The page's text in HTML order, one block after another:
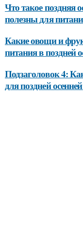
Что такое поздняя
полезны для
Какие овощи и
питания в поздней
Подзаголовок 4:
для поздней